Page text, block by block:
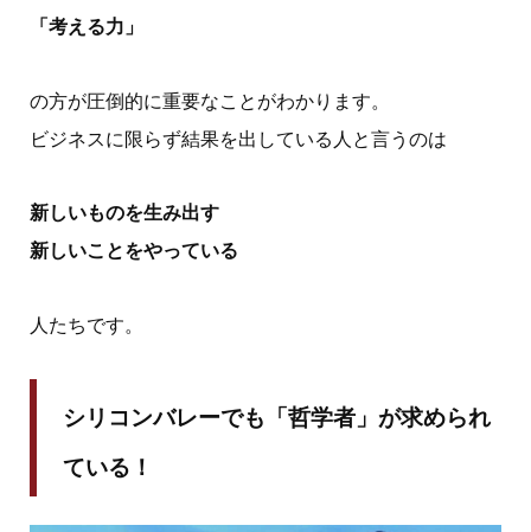
「考える力」
の方が圧倒的に重要なことがわかります。
ビジネスに限らず結果を出している人と言うのは
新しいものを生み出す
新しいことをやっている
人たちです。
シリコンバレーでも「哲学者」が求められ
ている！